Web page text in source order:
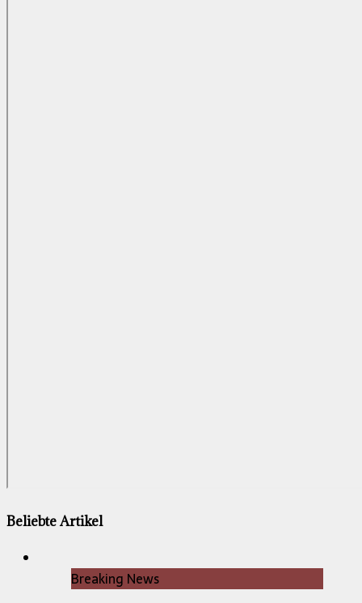
Beliebte Artikel
Breaking News